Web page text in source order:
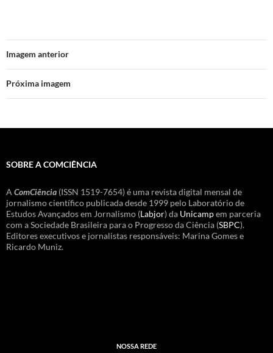
Imagem anterior
Próxima imagem
SOBRE A COMCIÊNCIA
A ComCiência (ISSN 1519-7654) é uma revista digital mensal de
jornalismo científico publicada desde 1999 pelo Laboratório de
Estudos Avançados em Jornalismo (Labjor) da Unicampem parceria
com a Sociedade Brasileira para o Progresso da Ciência (SBPC).
Editores executivos e jornalistas responsáveis: Marina Gomes e
Ricardo Muniz.
NOSSA REDE